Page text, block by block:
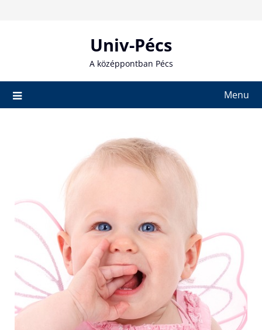
Univ-Pécs
A középpontban Pécs
Menu